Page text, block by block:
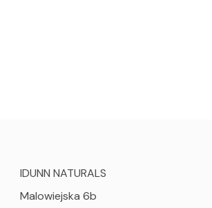
IDUNN NATURALS
Malowiejska 6b